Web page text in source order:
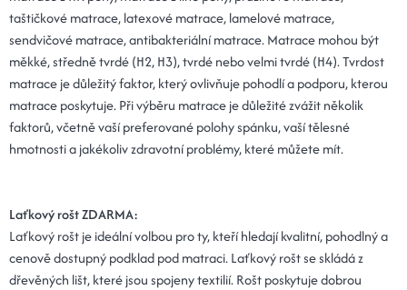
taštičkové matrace, latexové matrace, lamelové matrace,
sendvičové matrace, antibakteriální matrace. Matrace mohou být
měkké, středně tvrdé (H2, H3), tvrdé nebo velmi tvrdé (H4). Tvrdost
matrace je důležitý faktor, který ovlivňuje pohodlí a podporu, kterou
matrace poskytuje. Při výběru matrace je důležité zvážit několik
faktorů, včetně vaší preferované polohy spánku, vaší tělesné
hmotnosti a jakékoliv zdravotní problémy, které můžete mít.
Laťkový rošt ZDARMA:
Laťkový rošt je ideální volbou pro ty, kteří hledají kvalitní, pohodlný a
cenově dostupný podklad pod matraci. Laťkový rošt se skládá z
dřevěných lišt, které jsou spojeny textilií. Rošt poskytuje dobrou